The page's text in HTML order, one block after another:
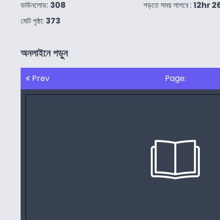
ডাউনলোড: 308
মোট পৃষ্ঠা: 373
পড়তে সময় লাগবে : 12hr
অনলাইনে পড়ুন
Prev Page: